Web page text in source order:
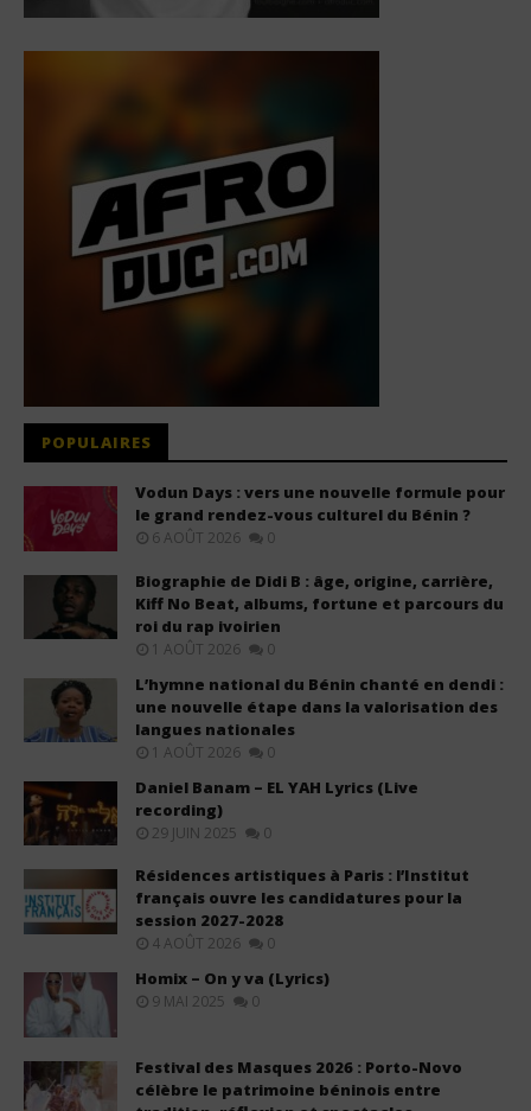
POPULAIRES
Vodun Days : vers une nouvelle formule pour
le grand rendez-vous culturel du Bénin ?
6 AOÛT 2026 0
Biographie de Didi B : âge, origine, carrière,
Kiff No Beat, albums, fortune et parcours du
roi du rap ivoirien
1 AOÛT 2026 0
L’hymne national du Bénin chanté en dendi :
une nouvelle étape dans la valorisation des
langues nationales
1 AOÛT 2026 0
Daniel Banam – EL YAH Lyrics (Live
recording)
29 JUIN 2025 0
Résidences artistiques à Paris : l’Institut
français ouvre les candidatures pour la
session 2027-2028
4 AOÛT 2026 0
Homix – On y va (Lyrics)
9 MAI 2025 0
Festival des Masques 2026 : Porto-Novo
célèbre le patrimoine béninois entre